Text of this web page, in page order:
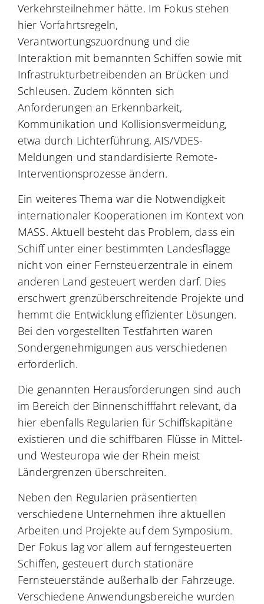
Verkehrsteilnehmer hätte. Im Fokus stehen
hier Vorfahrtsregeln,
Verantwortungszuordnung und die
Interaktion mit bemannten Schiffen sowie mit
Infrastrukturbetreibenden an Brücken und
Schleusen. Zudem könnten sich
Anforderungen an Erkennbarkeit,
Kommunikation und Kollisionsvermeidung,
etwa durch Lichterführung, AIS/VDES-
Meldungen und standardisierte Remote-
Interventionsprozesse ändern.
Ein weiteres Thema war die Notwendigkeit
internationaler Kooperationen im Kontext von
MASS. Aktuell besteht das Problem, dass ein
Schiff unter einer bestimmten Landesflagge
nicht von einer Fernsteuerzentrale in einem
anderen Land gesteuert werden darf. Dies
erschwert grenzüberschreitende Projekte und
hemmt die Entwicklung effizienter Lösungen.
Bei den vorgestellten Testfahrten waren
Sondergenehmigungen aus verschiedenen
erforderlich.
Die genannten Herausforderungen sind auch
im Bereich der Binnenschifffahrt relevant, da
hier ebenfalls Regularien für Schiffskapitäne
existieren und die schiffbaren Flüsse in Mittel-
und Westeuropa wie der Rhein meist
Ländergrenzen überschreiten.
Neben den Regularien präsentierten
verschiedene Unternehmen ihre aktuellen
Arbeiten und Projekte auf dem Symposium.
Der Fokus lag vor allem auf ferngesteuerten
Schiffen, gesteuert durch stationäre
Fernsteuerstände außerhalb der Fahrzeuge.
Verschiedene Anwendungsbereiche wurden